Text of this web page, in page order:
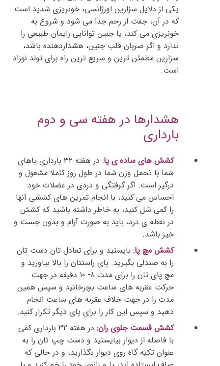
یکی از دلایل سزارین اورژانسی، خونریزی شدید است
که در آن، جفت از رحم جدا می شود و شروع به
خونریزی می کند، یا جنین توانایی زایمان طبیعی را
ندارد و اگر ضربان قلب جنین، هشداردهنده باشد،
سزارین مطمئن ترین و سریع ترین راه برای تولد نوزاد
است.
هشدارها در هفته سی و دوم
بارداری
کشش های ساده ی پا: در هفته ۳۲ بارداری
پاهای
شما با تحمل وزن شما در طول روز کاملا مشغول و
درگیر است. اگر گرفتگی و دردی در عضلات خود
احساس می کنید، با انجام تمرین های کششی آنها
را کمی شل کنید، به خاطر داشته باشید که کشش
در نقطه ی درد، باید به صورت آرام و بدون جست و
خیز باشد.
کشش مچ پا: بایستید و برای تعادل تان دست تان
را به صندلی بگیرید. پای راستتان را بالا بیاورید و
مچ پای تان را برای مدت ۸- ۱۰ دقیقه در جهت
حرکت عقربه های ساعت بچرخانید و سپس همین
مدت را در جهت خلاف عقربه های ساعت انجام
دهید و سپس این کار را برای پای دیگر تکرار کنید.
کشش قسمت جلوی ران: در هفته ۳۲ بارداری
کمی
با فاصله از دیوار بیایستید و دست چپ تان را به
عنوان تکیه گاه روی دیوار بگذارید، و در حالی که